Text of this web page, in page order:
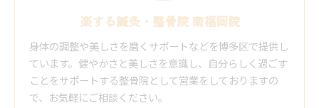
楽する鍼灸・整骨院 南福岡院
身体の調整や美しさを磨くサポートなどを博多区で提供し
ています。健やかさと美しさを意識し、自分らしく過ごす
ことをサポートする整骨院として営業をしておりますの
で、お気軽にご相談ください。